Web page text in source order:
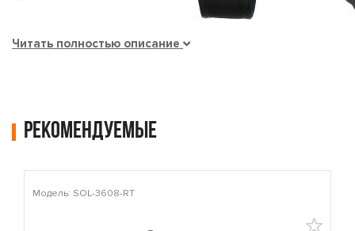
Читать полностью описание
Рекомендуемые
Модель: SOL-3608-RT